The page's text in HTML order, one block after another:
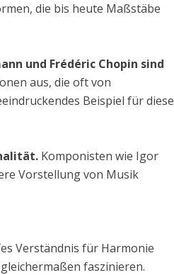
die bis heute Maßstäbe
und Frédéric Chopin sind
aus, die oft von
Beispiel für diese
Komponisten wie Igor
Vorstellung von Musik
Verständnis für Harmonie
faszinieren.